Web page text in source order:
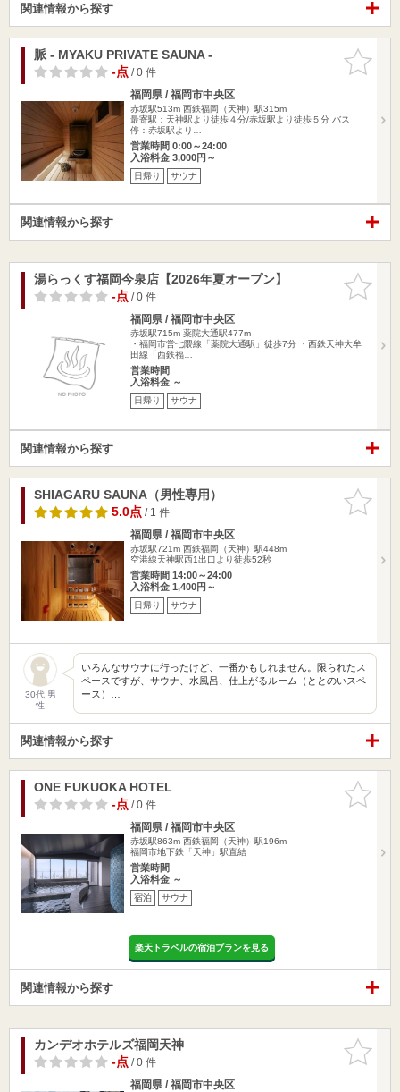
関連情報から探す
お気に入
りに追加
脈 - MYAKU PRIVATE SAUNA -
-点/ 0 件
福岡県 / 福岡市中央区
赤坂駅513m 西鉄福岡（天神）駅315m
最寄駅：天神駅より徒歩４分/赤坂駅より徒歩５分 バス
停：赤坂駅より…
営業時間 0:00～24:00
入浴料金 3,000円～
日帰り サウナ
関連情報から探す
お気に入
りに追加
湯らっくす福岡今泉店【2026年夏オープン】
-点/ 0 件
福岡県 / 福岡市中央区
赤坂駅715m 薬院大通駅477m
・福岡市営七隈線「薬院大通駅」徒歩7分 ・西鉄天神大牟
田線「西鉄福…
営業時間
入浴料金 ～
日帰り サウナ
関連情報から探す
お気に入
りに追加
SHIAGARU SAUNA（男性専用）
5.0点/ 1 件
福岡県 / 福岡市中央区
赤坂駅721m 西鉄福岡（天神）駅448m
空港線天神駅西1出口より徒歩52秒
営業時間 14:00～24:00
入浴料金 1,400円～
日帰り サウナ
30代 男
性
いろんなサウナに行ったけど、一番かもしれません。限られたス
ペースですが、サウナ、水風呂、仕上がるルーム（ととのいスペ
ース）…
関連情報から探す
お気に入
りに追加
ONE FUKUOKA HOTEL
-点/ 0 件
福岡県 / 福岡市中央区
赤坂駅863m 西鉄福岡（天神）駅196m
福岡市地下鉄「天神」駅直結
営業時間
入浴料金 ～
宿泊 サウナ
楽天トラベルの宿泊プランを見る
関連情報から探す
お気に入
りに追加
カンデオホテルズ福岡天神
-点/ 0 件
福岡県 / 福岡市中央区